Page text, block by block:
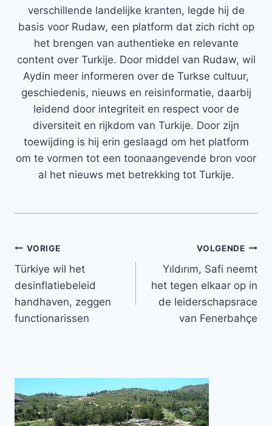
verschillende landelijke kranten, legde hij de
basis voor Rudaw, een platform dat zich richt op
het brengen van authentieke en relevante
content over Turkije. Door middel van Rudaw, wil
Aydin meer informeren over de Turkse cultuur,
geschiedenis, nieuws en reisinformatie, daarbij
leidend door integriteit en respect voor de
diversiteit en rijkdom van Turkije. Door zijn
toewijding is hij erin geslaagd om het platform
om te vormen tot een toonaangevende bron voor
al het nieuws met betrekking tot Turkije.
Bericht
navigatie
VORIGE
Türkiye wil het
desinflatiebeleid
handhaven, zeggen
functionarissen
VOLGENDE
Yıldırım, Safi neemt
het tegen elkaar op in
de leiderschapsrace
van Fenerbahçe